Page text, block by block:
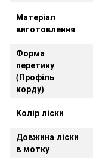
Матеріал
виготовлення
Форма
перетину
(Профіль
корду)
Колір ліски
Довжина ліски
в мотку